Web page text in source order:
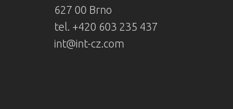
627 00 Brno
tel. +420 603 235 437
int@int-cz.com